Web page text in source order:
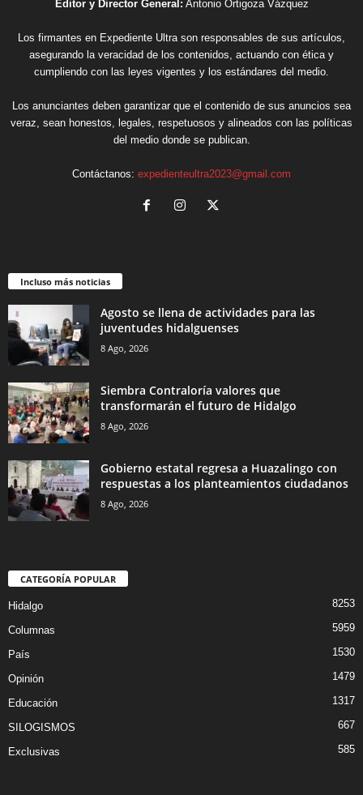
Editor y Director General: Antonio Ortigoza Vázquez
Los firmantes en Expediente Ultra son responsables de sus artículos,
asegurando la veracidad de los contenidos, actuando con ética y
cumpliendo con las leyes vigentes y los estándares del medio.
Los anunciantes deben garantizar que el contenido de sus anuncios sea
veraz, sean honestos, legales, respetuosos y alineados con las políticas
del medio donde se publican.
Contáctanos: expedienteultra2023@gmail.com
Incluso más noticias
Agosto se llena de actividades para las
juventudes hidalguenses
8 Ago, 2026
Siembra Contraloría valores que
transformarán el futuro de Hidalgo
8 Ago, 2026
Gobierno estatal regresa a Huazalingo con
respuestas a los planteamientos ciudadanos
8 Ago, 2026
CATEGORÍA POPULAR
Hidalgo 8253
Columnas 5959
País 1530
Opinión 1479
Educación 1317
SILOGISMOS 667
Exclusivas 585